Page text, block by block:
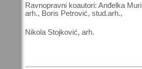
Ravnopravni koautori: Anđelka
arh., Boris Petrović, stud.arh.,
Nikola Stojković, arh.